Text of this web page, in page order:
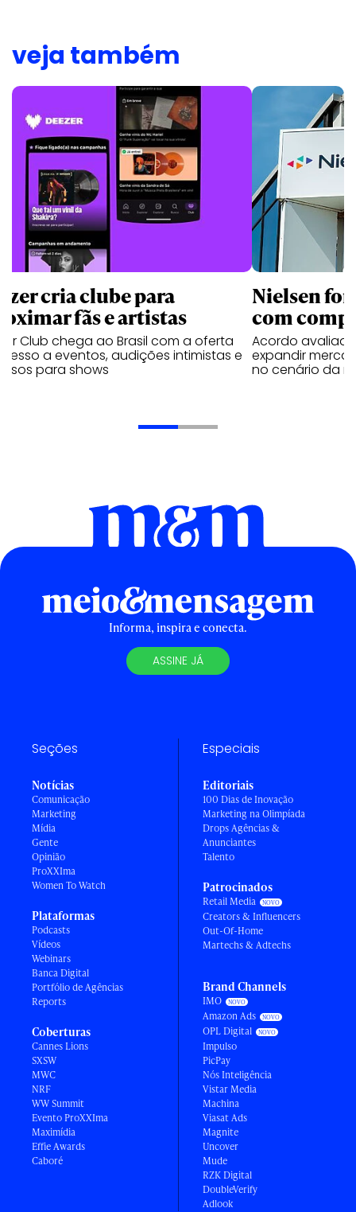
veja também
cria clube para
fãs e artistas
Club chega ao Brasil com a oferta
a eventos, audições intimistas e
para shows
Nielsen
com
Acordo
expandir
no cenário da
Informa, inspira e conecta.
ASSINE JÁ
Seções
Notícias
Comunicação
Marketing
Mídia
Gente
Opinião
ProXXIma
Women To Watch
Plataformas
Podcasts
Vídeos
Webinars
Banca Digital
Portfólio de Agências
Reports
Coberturas
Cannes Lions
SXSW
MWC
NRF
WW Summit
Evento ProXXIma
Maximídia
Effie Awards
Caboré
Especiais
Editoriais
100 Dias de Inovação
Marketing na Olimpíada
Drops Agências &
Anunciantes
Talento
Patrocinados
Retail Media
Creators & Influencers
Out-Of-Home
Martechs & Adtechs
Brand Channels
IMO
Amazon Ads
OPL Digital
Impulso
PicPay
Nós Inteligência
Vistar Media
Machina
Viasat Ads
Magnite
Uncover
Mude
RZK Digital
DoubleVerify
Adlook